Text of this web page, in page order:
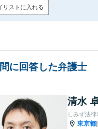
リストに入れる
に回答した弁護士
清水
しみず法
東京都